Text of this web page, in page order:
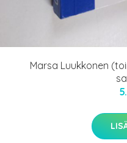
Marsa Luukkonen